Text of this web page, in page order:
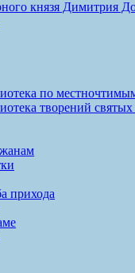
князя Димитрия
по
творений святых
прихода